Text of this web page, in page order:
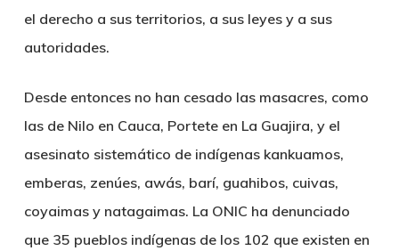
el derecho a sus territorios, a sus leyes y a sus
autoridades.
Desde entonces no han cesado las masacres, como
las de Nilo en Cauca, Portete en La Guajira, y el
asesinato sistemático de indígenas kankuamos,
emberas, zenúes, awás, barí, guahibos, cuivas,
coyaimas y natagaimas. La ONIC ha denunciado
que 35 pueblos indígenas de los 102 que existen en